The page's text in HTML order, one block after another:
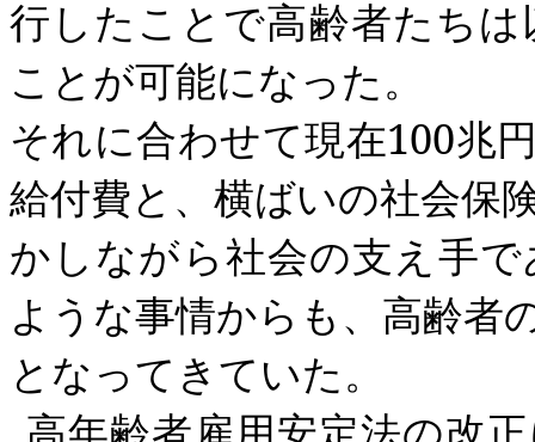
行したことで高齢者たち
ことが可能になった。
それに合わせて現在100兆
給付費と、横ばいの社会保
かしながら社会の支え手
ような事情からも、高齢者
となってきていた。
高年齢者雇用安定法の改